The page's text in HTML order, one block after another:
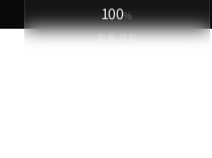
100%
정품 보장